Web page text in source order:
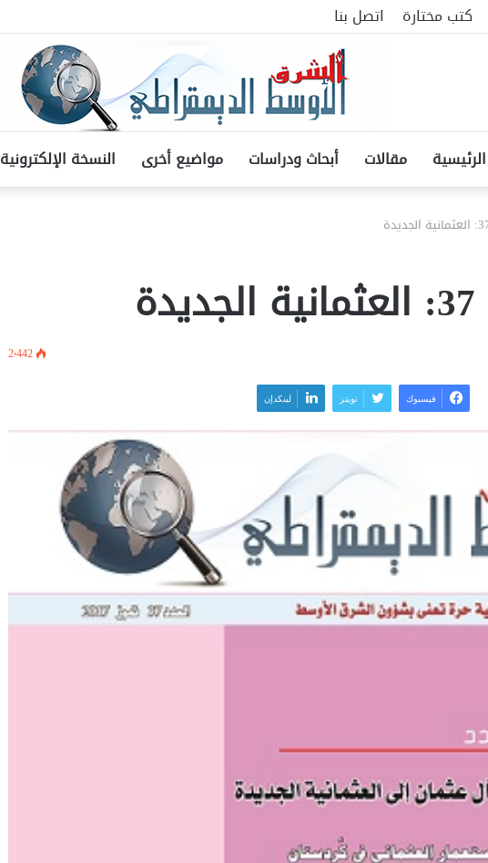
كتب مختارة اتصل بنا
الرئيسية مقالات أبحاث ودراسات مواضيع أخرى النسخة الإلكترونية
2٬442
فيسبوك تويتر لينكدإن